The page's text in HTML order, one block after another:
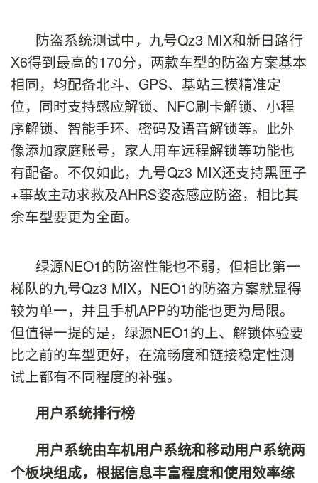
防盗系统测试中，九号Qz3 MIX和新日路行
X6得到最高的170分，两款车型的防盗方案基本
相同，均配备北斗、GPS、基站三模精准定
位，同时支持感应解锁、NFC刷卡解锁、小程
序解锁、智能手环、密码及语音解锁等。此外
像添加家庭账号，家人用车远程解锁等功能也
有配备。不仅如此，九号Qz3 MIX还支持黑匣子
+事故主动求救及AHRS姿态感应防盗，相比其
余车型要更为全面。
绿源NEO1的防盗性能也不弱，但相比第一
梯队的九号Qz3 MIX，NEO1的防盗方案就显得
较为单一，并且手机APP的功能也更为局限。
但值得一提的是，绿源NEO1的上、解锁体验要
比之前的车型更好，在流畅度和链接稳定性测
试上都有不同程度的补强。
用户系统排行榜
用户系统由车机用户系统和移动用户系统两
个板块组成，根据信息丰富程度和使用效率综